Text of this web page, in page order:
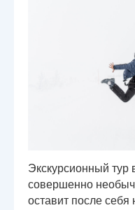
Экскурсионный тур
совершенно
оставит после себя